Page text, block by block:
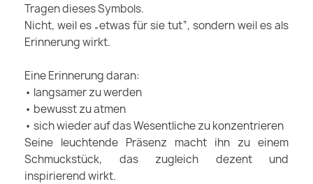
Tragen dieses Symbols.
Nicht, weil es „etwas für sie tut“, sondern weil es als
Erinnerung wirkt.
Eine Erinnerung daran:
• langsamer zu werden
• bewusst zu atmen
• sich wieder auf das Wesentliche zu konzentrieren
Seine leuchtende Präsenz macht ihn zu einem
Schmuckstück, das zugleich dezent und
inspirierend wirkt.